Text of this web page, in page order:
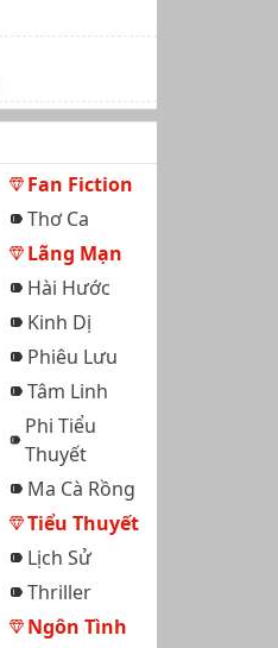
Fan Fiction
Thơ Ca
Lãng Mạn
Hài Hước
Kinh Dị
Phiêu Lưu
Tâm Linh
Phi Tiểu
Thuyết
Ma Cà Rồng
Tiểu Thuyết
Lịch Sử
Thriller
Ngôn Tình